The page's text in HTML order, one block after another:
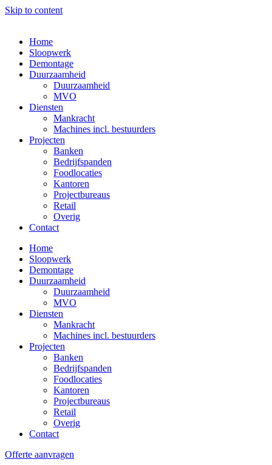
Skip to content
Home
Sloopwerk
Demontage
Duurzaamheid
Duurzaamheid
MVO
Diensten
Mankracht
Machines incl. bestuurders
Projecten
Banken
Bedrijfspanden
Foodlocaties
Kantoren
Projectbureaus
Retail
Overig
Contact
Home
Sloopwerk
Demontage
Duurzaamheid
Duurzaamheid
MVO
Diensten
Mankracht
Machines incl. bestuurders
Projecten
Banken
Bedrijfspanden
Foodlocaties
Kantoren
Projectbureaus
Retail
Overig
Contact
Offerte aanvragen